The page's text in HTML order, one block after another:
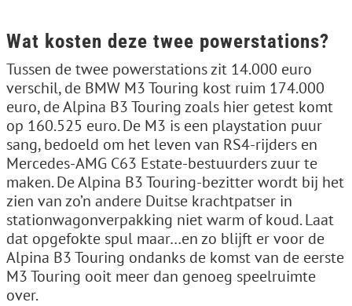
Wat kosten deze twee powerstations?
Tussen de twee powerstations zit 14.000 euro
verschil, de BMW M3 Touring kost ruim 174.000
euro, de Alpina B3 Touring zoals hier getest komt
op 160.525 euro. De M3 is een playstation puur
sang, bedoeld om het leven van RS4-rijders en
Mercedes-AMG C63 Estate-bestuurders zuur te
maken. De Alpina B3 Touring-bezitter wordt bij het
zien van zo’n andere Duitse krachtpatser in
stationwagonverpakking niet warm of koud. Laat
dat opgefokte spul maar…en zo blijft er voor de
Alpina B3 Touring ondanks de komst van de eerste
M3 Touring ooit meer dan genoeg speelruimte
over.